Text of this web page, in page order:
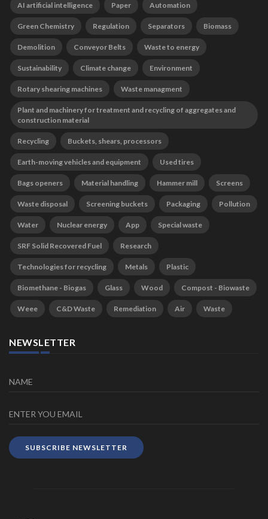
AI artificial intelligence Paper Automation
Green Chemistry Regulation Separators Biomass
Demolition Conveyor Belts Waste to energy
Sustainability Climate change Environment
Rotary shearing machines Waste managment
Plant and machinery for treatment and recycling of aggregates and
construction material
Recycling Buckets, shears, processors
Earth-moving vehicles and equipment Used tires
Bags openers Material handling Hammer mill Screens
Waste disposal Screening buckets Packaging Pollution
Water Nuclear energy App Special waste
SRF Solid Recovered Fuel Research
Technologies for recycling Metals Plastic
Biomethane - Biogas Glass Wood Compost - Biowaste
Weee C&D Waste Remediation Air Waste
NEWSLETTER
SUBSCRIBE NEWSLETTER